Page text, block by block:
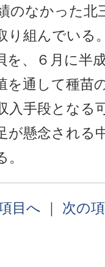
のなかった北
り組んでいる
を、６月に半
を通して種苗
入手段となる
が懸念される
目へ ｜ 次の